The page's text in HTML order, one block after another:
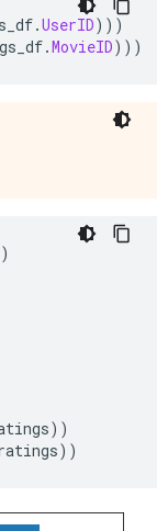
.UserID)))
.MovieID)))
))
))